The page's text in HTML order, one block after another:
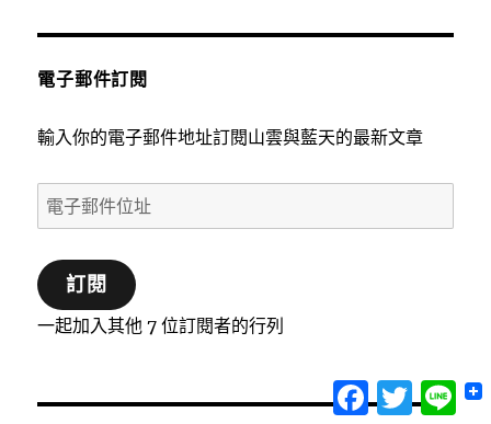
電子郵件訂閱
輸入你的電子郵件地址訂閱山雲與藍天的最新文章
電
子
郵
件
位
訂閱
一起加入其他 7 位訂閱者的行列
Facebook
Twitter